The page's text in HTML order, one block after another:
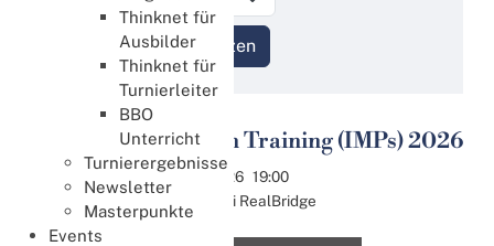
Thinknet für
Ausbilder
Thinknet für
Turnierleiter
BBO
Unterricht
Turnierergebnisse
Newsletter
Masterpunkte
Events
22
9. Damen Training (IMPs) 2026
22.09.2026 19:00
Online bei RealBridge